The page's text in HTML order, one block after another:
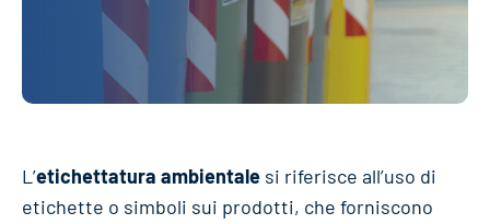
L’etichettatura ambientale si riferisce all’uso di
etichette o simboli sui prodotti, che forniscono